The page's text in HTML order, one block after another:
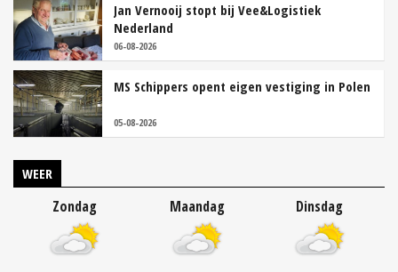
Jan Vernooij stopt bij Vee&Logistiek
Nederland
06-08-2026
MS Schippers opent eigen vestiging in Polen
05-08-2026
WEER
Zondag Maandag Dinsdag